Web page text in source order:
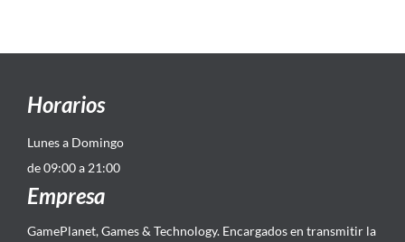
Horarios
Lunes a Domingo
de 09:00 a 21:00
Empresa
GamePlanet, Games & Technology. Encargados en transmitir la